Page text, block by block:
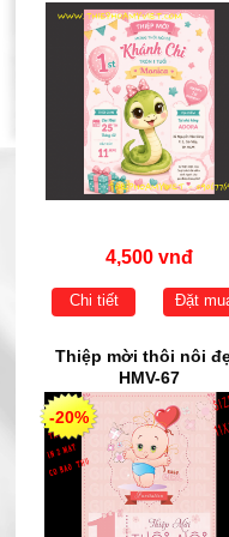
4,500 vnđ
Chi tiết Đặt
Thiệp mời thôi nôi
HMV-67
-20%